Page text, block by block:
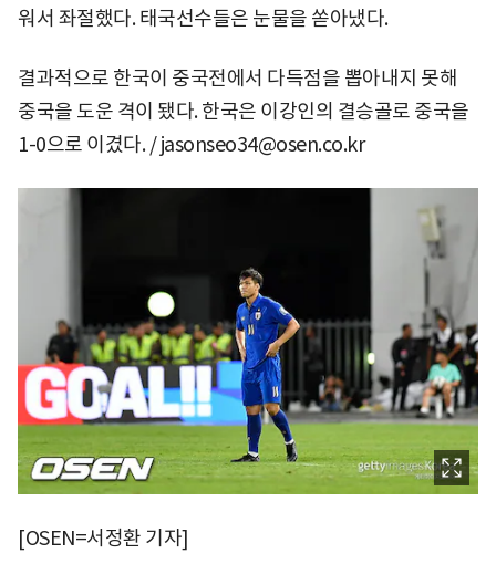
워서 좌절했다. 태국선수들은 눈물을 쏟아냈다.
결과적으로 한국이 중국전에서 다득점을 뽑아내지 못해
중국을 도운 격이 됐다. 한국은 이강인의 결승골로 중국을
1-0으로 이겼다. / jasonseo34@osen.co.kr
[OSEN=서정환 기자]